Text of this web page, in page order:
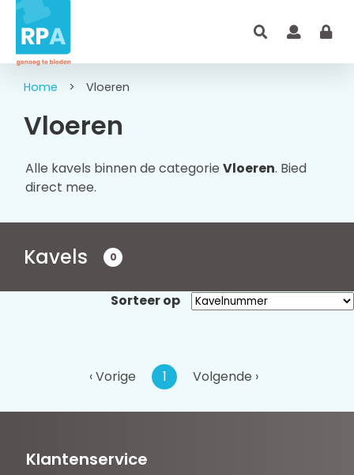
Home > Vloeren
Vloeren
Alle kavels binnen de categorie Vloeren. Bied
direct mee.
Kavels 0
Sorteer op
‹ Vorige 1 Volgende ›
Klantenservice